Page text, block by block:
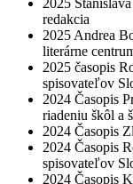
2025
redakcia
2025 Andrea
literárne
2025 časopis
spisovateľov
2024 Časopis
riadeniu škôl a
2024 Časopis
2024 Časopis
spisovateľov
2024 Časopis